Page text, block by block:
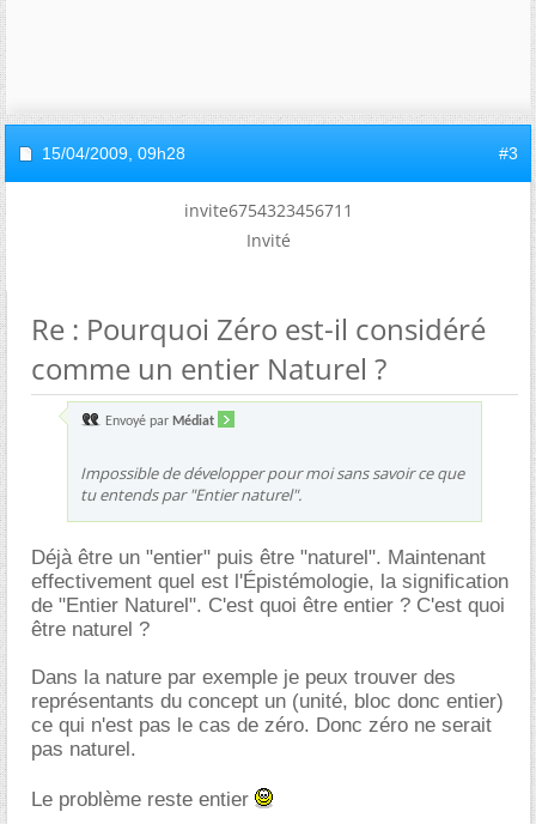
15/04/2009, 09h28 #3
invite6754323456711
Invité
Re : Pourquoi Zéro est-il considéré
comme un entier Naturel ?
Envoyé par Médiat
Impossible de développer pour moi sans savoir ce que
tu entends par "Entier naturel".
Déjà être un "entier" puis être "naturel". Maintenant
effectivement quel est l'Épistémologie, la signification
de "Entier Naturel". C'est quoi être entier ? C'est quoi
être naturel ?
Dans la nature par exemple je peux trouver des
représentants du concept un (unité, bloc donc entier)
ce qui n'est pas le cas de zéro. Donc zéro ne serait
pas naturel.
Le problème reste entier